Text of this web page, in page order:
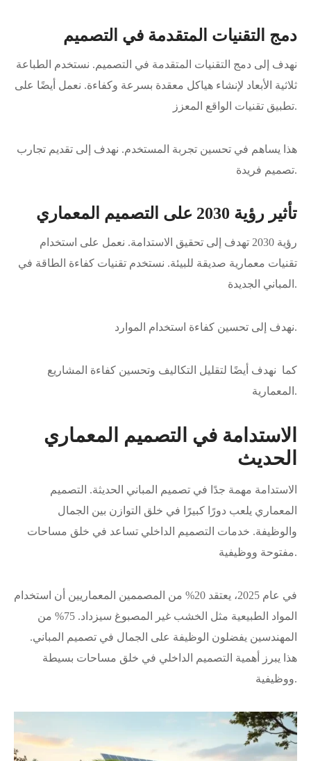
دمج التقنيات المتقدمة في التصميم
نهدف إلى دمج التقنيات المتقدمة في التصميم. نستخدم الطباعة
ثلاثية الأبعاد لإنشاء هياكل معقدة بسرعة وكفاءة. نعمل أيضًا على
تطبيق تقنيات الواقع المعزز.
هذا يساهم في تحسين تجربة المستخدم. نهدف إلى تقديم تجارب
تصميم فريدة.
تأثير رؤية 2030 على التصميم المعماري
رؤية 2030 تهدف إلى تحقيق الاستدامة. نعمل على استخدام
تقنيات معمارية صديقة للبيئة. نستخدم تقنيات كفاءة الطاقة في
المباني الجديدة.
نهدف إلى تحسين كفاءة استخدام الموارد.
كما نهدف أيضًا لتقليل التكاليف وتحسين كفاءة المشاريع
المعمارية.
الاستدامة في التصميم المعماري
الحديث
الاستدامة مهمة جدًا في تصميم المباني الحديثة. التصميم
المعماري يلعب دورًا كبيرًا في خلق التوازن بين الجمال
والوظيفة. خدمات التصميم الداخلي تساعد في خلق مساحات
مفتوحة ووظيفية.
في عام 2025، يعتقد 20% من المصممين المعماريين أن استخدام
المواد الطبيعية مثل الخشب غير المصبوغ سيزداد. 75% من
المهندسين يفضلون الوظيفة على الجمال في تصميم المباني.
هذا يبرز أهمية التصميم الداخلي في خلق مساحات بسيطة
ووظيفية.